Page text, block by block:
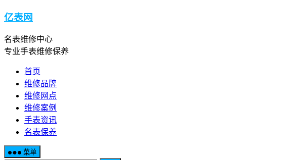
亿表网
名表维修中心
专业手表维修保养
首页
维修品牌
维修网点
维修案例
手表资讯
名表保养
菜单